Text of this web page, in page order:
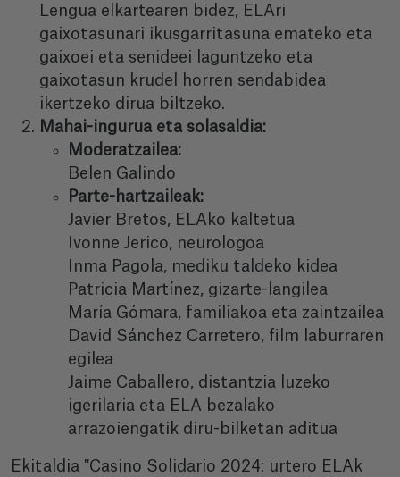
Lengua elkartearen bidez, ELAri
gaixotasunari ikusgarritasuna emateko eta
gaixoei eta senideei laguntzeko eta
gaixotasun krudel horren sendabidea
ikertzeko dirua biltzeko.
Mahai-ingurua eta solasaldia:
Moderatzailea:
Belen Galindo
Parte-hartzaileak:
Javier Bretos, ELAko kaltetua
Ivonne Jerico, neurologoa
Inma Pagola, mediku taldeko kidea
Patricia Martínez, gizarte-langilea
María Gómara, familiakoa eta zaintzailea
David Sánchez Carretero, film laburraren
egilea
Jaime Caballero, distantzia luzeko
igerilaria eta ELA bezalako
arrazoiengatik diru-bilketan aditua
Ekitaldia "Casino Solidario 2024: urtero ELAk